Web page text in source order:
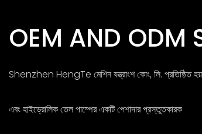
OEM
Shenzhen HengTe
এবং হাইড্রোলিক তেল